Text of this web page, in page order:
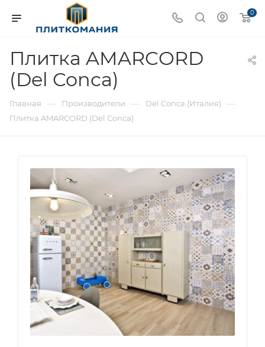
0
Плитка AMARCORD
(Del Conca)
Главная — Производители — Del Conca (Италия) —
Плитка AMARCORD (Del Conca)